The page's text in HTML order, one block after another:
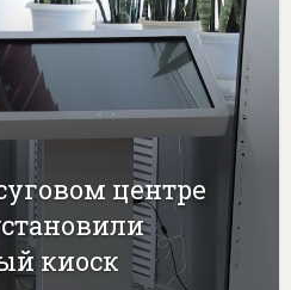
центре
киоск